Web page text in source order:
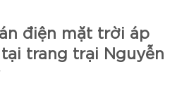
điện mặt trời áp
trang trại Nguyễn